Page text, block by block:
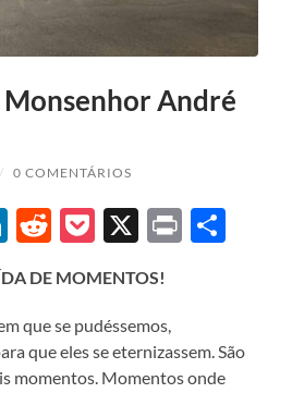
André
/ 0 COMENTÁRIOS
LinkedIn
Reddit
Pocket
X Print
DE MOMENTOS!
que se pudéssemos,
que eles se eternizassem. São
momentos. Momentos onde